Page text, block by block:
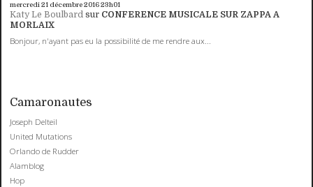
mercredi 21 décembre 201623h01
Katy Le Boulbard sur CONFERENCE MUSICALE SUR ZAPPA A
MORLAIX
Bonjour, n'ayant pas eu la possibilité de me rendre aux...
Camaronautes
Joseph Delteil
United Mutations
Orlando de Rudder
Alamblog
Hop